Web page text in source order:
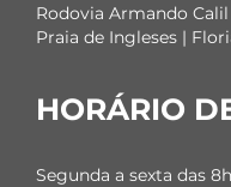
Rodovia Armando Calil
Praia de Ingleses |
HORÁRIO
Segunda a sexta das